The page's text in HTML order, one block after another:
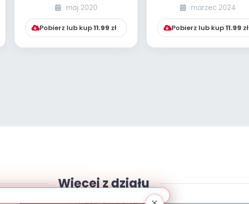
na to przepisy?
maj 2020
Pobierz lub kup11.99 zł
64] [kącik eksperta]
marzec 2024
Pobierz lub kup11.99 zł
Więcej z działu
Kącik eksperta